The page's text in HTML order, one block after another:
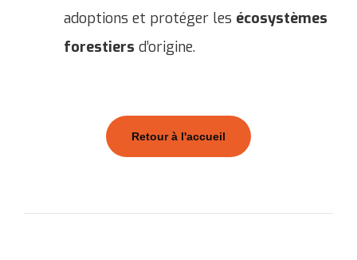
adoptions et protéger les écosystèmes
forestiers d’origine.
Retour à l'accueil